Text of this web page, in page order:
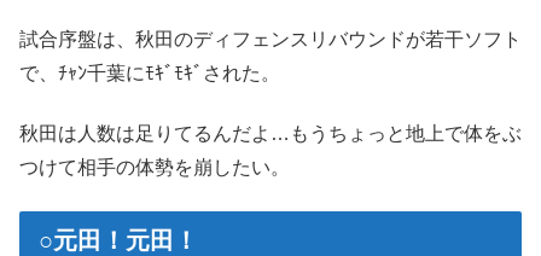
試合序盤は、秋田のディフェンスリバウンドが若干ソフト
で、ﾁｬﾝ千葉にﾓｷﾞﾓｷﾞされた。
秋田は人数は足りてるんだよ…もうちょっと地上で体をぶ
つけて相手の体勢を崩したい。
○元田！元田！